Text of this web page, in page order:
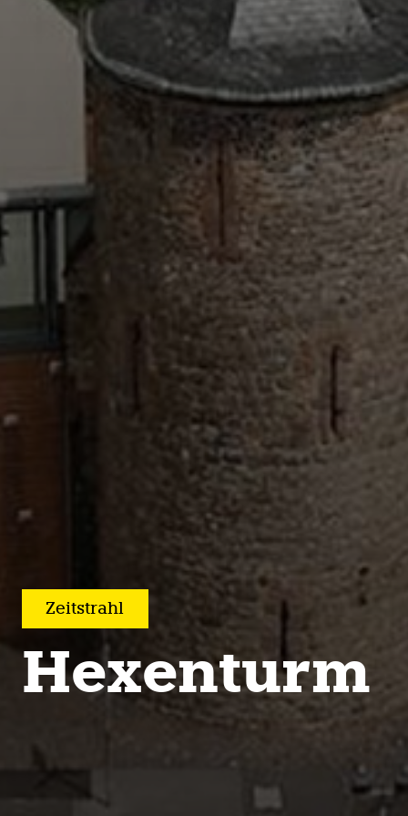
Zeit­strahl
Hexenturm